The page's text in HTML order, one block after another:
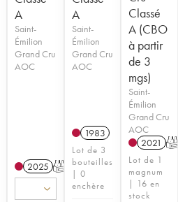
A
Saint-
Émilion
Grand Cru
AOC
2025 T
A
Saint-
Émilion
Grand Cru
AOC
1983
Lot de 3
bouteilles
| 0
enchère
Classé
A (CBO
à partir
de 3
mgs)
Saint-
Émilion
Grand Cru
AOC
2021 T
Lot de 1
magnum
| 16 en
stock